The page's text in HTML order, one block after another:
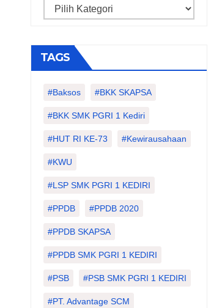
Categories
TAGS
#Baksos #BKK SKAPSA
#BKK SMK PGRI 1 Kediri
#HUT RI KE-73 #kewirausahaan
#KWU
#LSP SMK PGRI 1 KEDIRI
#PPDB #PPDB 2020
#PPDB SKAPSA
#PPDB SMK PGRI 1 KEDIRI
#PSB #PSB SMK PGRI 1 KEDIRI
#PT. Advantage SCM